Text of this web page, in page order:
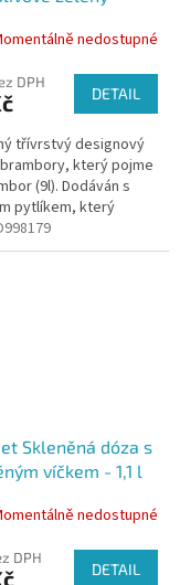
nedostupné
DPH
DETAIL
třívrstvý designový
který pojme
(9l). Dodáván s
pytlíkem, který
klíčení po dobu
5 měsíců....
Skleněná dóza s
víčkem - 1,1 l
nedostupné
DPH
DETAIL